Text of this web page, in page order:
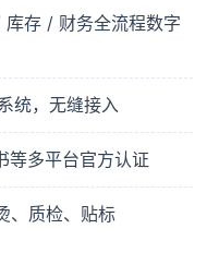
存 / 财务全流程数字
统，无缝接入
等多平台官方认证
、质检、贴标